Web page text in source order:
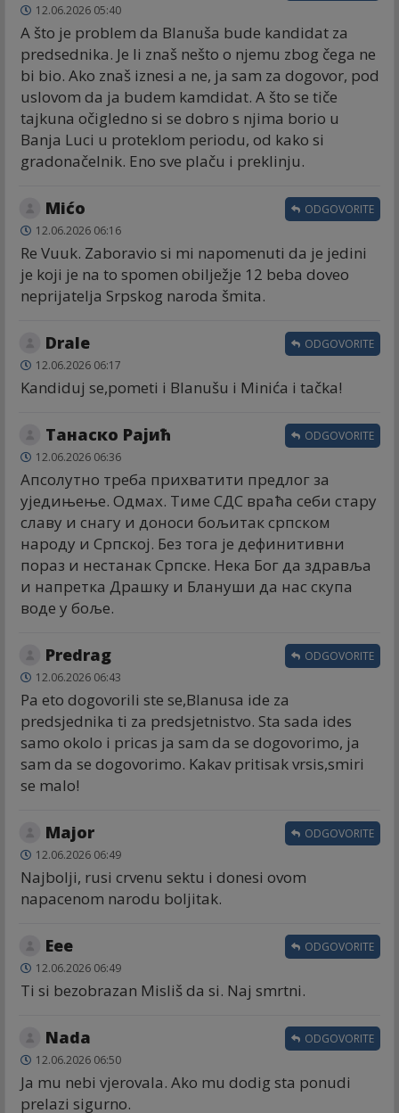
12.06.2026 05:40
A što je problem da Blanuša bude kandidat za
predsednika. Je li znaš nešto o njemu zbog čega ne
bi bio. Ako znaš iznesi a ne, ja sam za dogovor, pod
uslovom da ja budem kamdidat. A što se tiče
tajkuna očigledno si se dobro s njima borio u
Banja Luci u proteklom periodu, od kako si
gradonačelnik. Eno sve plaču i preklinju.
Mićo
12.06.2026 06:16
Re Vuuk. Zaboravio si mi napomenuti da je jedini
je koji je na to spomen obilježje 12 beba doveo
neprijatelja Srpskog naroda šmita.
ODGOVORITE
Drale
12.06.2026 06:17
Kandiduj se,pometi i Blanušu i Minića i tačka!
ODGOVORITE
Танаско Рајић
12.06.2026 06:36
Апсолутно треба прихватити предлог за
уједињење. Одмах. Тиме СДС враћа себи стару
славу и снагу и доноси бољитак српском
народу и Српској. Без тога је дефинитивни
пораз и нестанак Српске. Нека Бог да здравља
и напретка Драшку и Блануши да нас скупа
воде у боље.
ODGOVORITE
Predrag
12.06.2026 06:43
Pa eto dogovorili ste se,Blanusa ide za
predsjednika ti za predsjetnistvo. Sta sada ides
samo okolo i pricas ja sam da se dogovorimo, ja
sam da se dogovorimo. Kakav pritisak vrsis,smiri
se malo!
ODGOVORITE
Major
12.06.2026 06:49
Najbolji, rusi crvenu sektu i donesi ovom
napacenom narodu boljitak.
ODGOVORITE
Eee
12.06.2026 06:49
Ti si bezobrazan Misliš da si. Naj smrtni.
ODGOVORITE
Nada
12.06.2026 06:50
Ja mu nebi vjerovala. Ako mu dodig sta ponudi
prelazi sigurno.
ODGOVORITE